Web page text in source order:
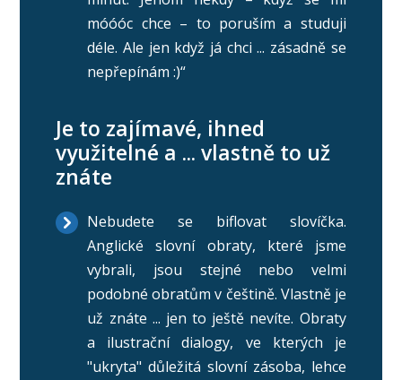
móóóc chce – to poruším a studuji
déle. Ale jen když já chci ... zásadně se
nepřepínám :)“
Je to zajímavé, ihned
využitelné a ... vlastně to už
znáte
Nebudete se biflovat slovíčka.
Anglické slovní obraty, které jsme
vybrali, jsou stejné nebo velmi
podobné obratům v češtině. Vlastně je
už znáte ... jen to ještě nevíte. Obraty
a ilustrační dialogy, ve kterých je
"ukryta" důležitá slovní zásoba, lehce